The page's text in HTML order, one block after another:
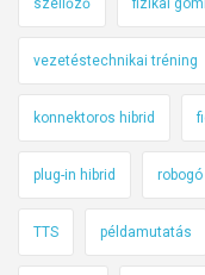
szellőző fizikai
vezetéstechnikai tréning
konnektoros hibrid
plug-in hibrid robogó
TTS példamutatás